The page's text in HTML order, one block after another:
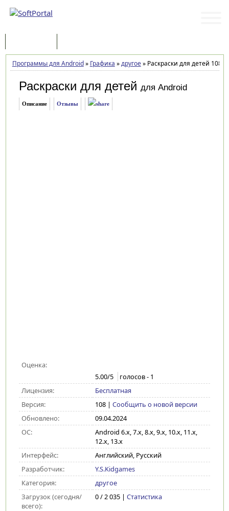
Программы для Android» Графика »другое»Раскраски для детей 108
Раскраски для детей для Android
Описание Отзывы
Оценка:
5.00/5 голосов - 1
Лицензия:
Бесплатная
Версия:
108| Сообщить о новой версии
Обновлено:
09.04.2024
ОС:
Android 6.x, 7.x, 8.x, 9.x, 10.x, 11.x,
12.x, 13.x
Интерфейс:
Английский, Русский
Разработчик:
Y.S.Kidgames
Категория:
другое
Загрузок (сегодня/
всего):
0 / 2 035 | Статистика